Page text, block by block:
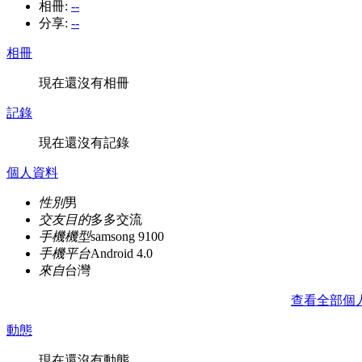
相冊: --
分享: --
相冊
現在還沒有相冊
記錄
現在還沒有記錄
個人資料
性別男
交友目的多多交流
手機機型samsong 9100
手機平台Android 4.0
來自台灣
查看全部個
動態